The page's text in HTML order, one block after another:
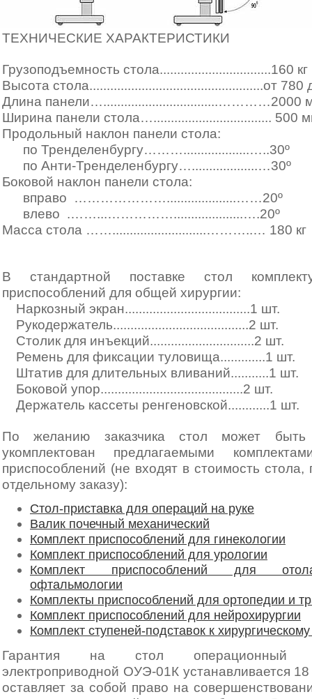
ТЕХНИЧЕСКИЕ ХАРАКТЕРИСТИКИ
Грузоподъемность стола................................160 кг
Высота стола..................................................от 780
Длина панели….................................…………2000
Ширина панели стола….................................. 500
Продольный наклон панели стола:
по Тренделенбургу………...................…..30º
по Анти-Тренделенбургу…...................…30º
Боковой наклон панели стола:
вправо …………………....................……20º
влево .……...……………....................….20º
Масса стола ……...........................………..… 180 кг
В стандартной поставке стол
приспособлений для общей хирургии:
Наркозный экран....................................1 шт.
Рукодержатель.......................................2 шт.
Столик для инъекций..............................2 шт.
Ремень для фиксации туловища.............1 шт.
Штатив для длительных вливаний...........1 шт.
Боковой упор.........................................2 шт.
Держатель кассеты ренгеновской............1 шт.
По желанию заказчика стол может быть
укомплектован предлагаемыми
приспособлений (не входят в стоимость стола,
отдельному заказу):
Стол-приставка для операций на руке
Валик почечный механический
Комплект приспособлений для гинекологии
Комплект приспособлений для урологии
Комплект приспособлений для
офтальмологии
Комплекты приспособлений для ортопедии и
Комплект приспособлений для нейрохирургии
Комплект ступеней-подставок к
Гарантия на стол операционный
электроприводной ОУЭ-01К устанавливается
оставляет за собой право на